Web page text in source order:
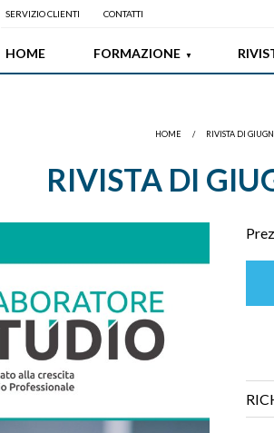
SERVIZIO CLIENTI CONTATTI
HOME FORMAZIONE
HOME / RIVISTA DI
RIVISTA DI